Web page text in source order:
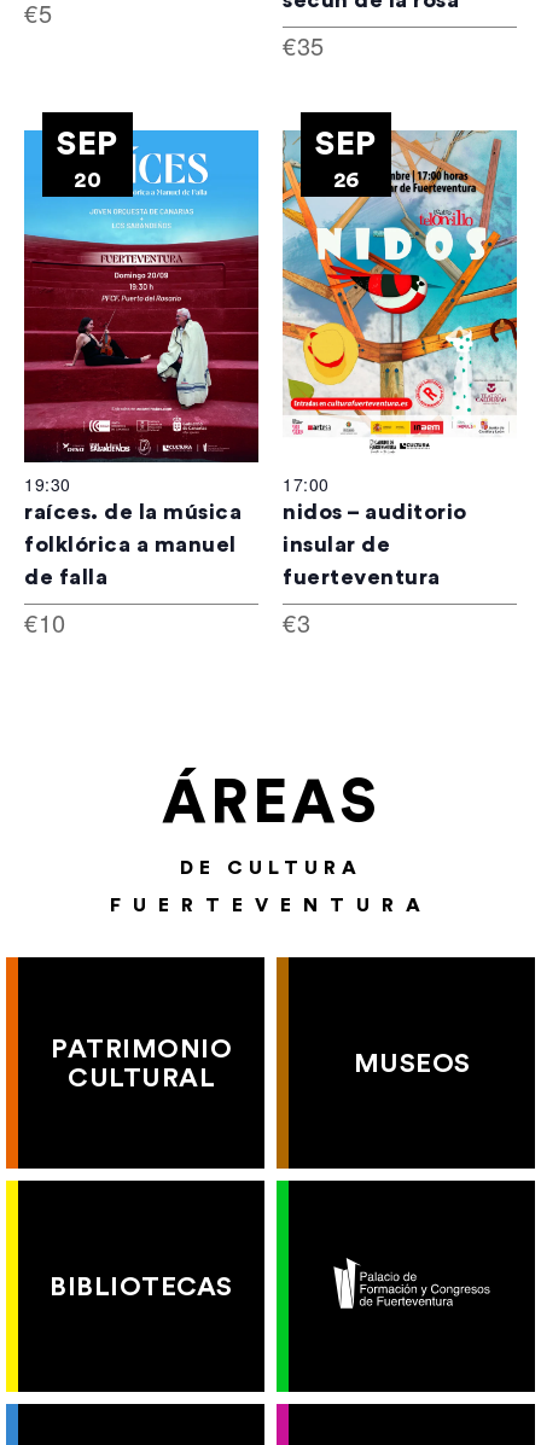
€5
€35
SEP
20
19:30
raíces. de la música
folklórica a manuel
de falla
€10
SEP
26
17:00
nidos – auditorio
insular de
fuerteventura
€3
ÁREAS
DE CULTURA
FUERTEVENTURA
PATRIMONIO
CULTURAL
MUSEOS
BIBLIOTECAS